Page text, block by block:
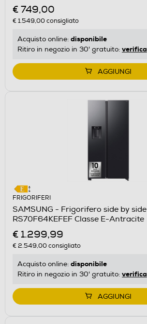
€ 749,00
€ 1.549,00consigliato
Acquisto online: disponibile
Ritiro in negozio in 30' gratuito: verifica
AGGIUNGI
FRIGORIFERI
SAMSUNG - Frigorifero side by side
RS70F64KEFEF Classe E-Antracite
€ 1.299,99
€ 2.549,00consigliato
Acquisto online: disponibile
Ritiro in negozio in 30' gratuito: verifica
AGGIUNGI